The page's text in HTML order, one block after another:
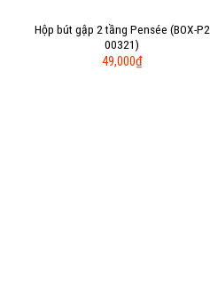
Hộp bút gập 2 tầng Pensée (BOX-P2
00321)
49,000₫